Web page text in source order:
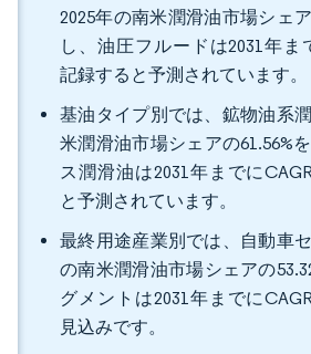
2025年の南米潤滑油市場シェ
し、油圧フルードは2031年ま
記録すると予測されています。
基油タイプ別では、鉱物油系
米潤滑油市場シェアの61.56%
ス潤滑油は2031年までに
と予測されています。
最終用途産業別では、自動車
の南米潤滑油市場シェアの
グメントは2031年までに
見込みです。